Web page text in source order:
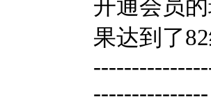
开通会员
果达到了
---------------